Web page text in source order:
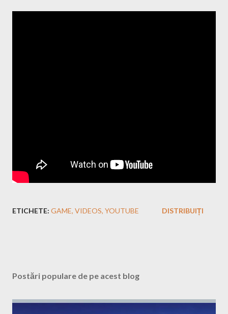
ETICHETE: GAME VIDEOS YOUTUBE DISTRIBUIȚI
Postări populare de pe acest blog